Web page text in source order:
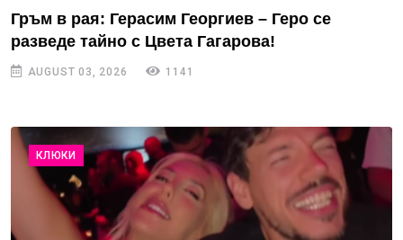
Гръм в рая: Герасим Георгиев – Геро се
разведе тайно с Цвета Гагарова!
AUGUST 03, 2026 1141
КЛЮКИ